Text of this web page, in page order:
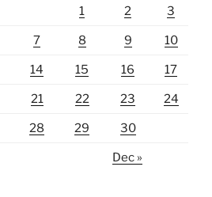
1 2 3
7 8 9 10
14 15 16 17
21 22 23 24
28 29 30
Dec »